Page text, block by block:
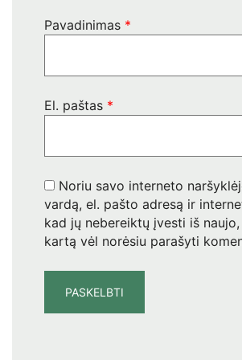
Pavadinimas *
El. paštas *
Noriu savo interneto
vardą, el. pašto adresą ir
kad jų nebereiktų įvesti iš
kartą vėl norėsiu parašyti